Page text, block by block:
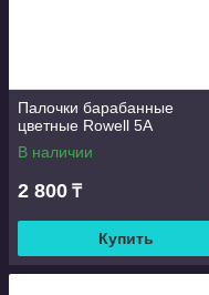
Палочки барабанные
цветные Rowell 5A
В наличии
2 800 ₸
Купить